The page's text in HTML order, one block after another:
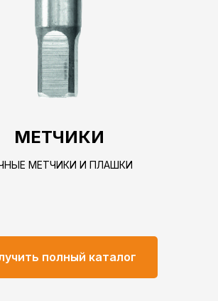
МЕТЧИКИ
МЕТЧИКИ И ПЛАШКИ
полный каталог